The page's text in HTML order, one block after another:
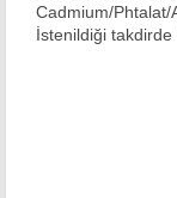
Cadmium/Phtalat/
İstenildiği takdirde